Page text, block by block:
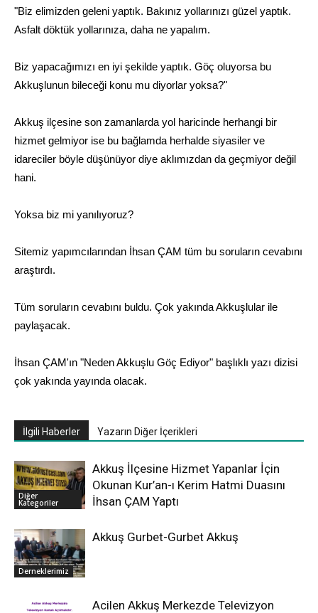
"Biz elimizden geleni yaptık. Bakınız yollarınızı güzel yaptık.
Asfalt döktük yollarınıza, daha ne yapalım.
Biz yapacağımızı en iyi şekilde yaptık. Göç oluyorsa bu
Akkuşlunun bileceği konu mu diyorlar yoksa?"
Akkuş ilçesine son zamanlarda yol haricinde herhangi bir
hizmet gelmiyor ise bu bağlamda herhalde siyasiler ve
idareciler böyle düşünüyor diye aklımızdan da geçmiyor değil
hani.
Yoksa biz mi yanılıyoruz?
Sitemiz yapımcılarından İhsan ÇAM tüm bu soruların cevabını
araştırdı.
Tüm soruların cevabını buldu. Çok yakında Akkuşlular ile
paylaşacak.
İhsan ÇAM'ın "Neden Akkuşlu Göç Ediyor" başlıklı yazı dizisi
çok yakında yayında olacak.
İlgili Haberler Yazarın Diğer İçerikleri
Diğer
Kategoriler
Akkuş İlçesine Hizmet Yapanlar İçin
Okunan Kur’an-ı Kerim Hatmi Duasını
İhsan ÇAM Yaptı
Derneklerimiz
Akkuş Gurbet-Gurbet Akkuş
Acilen Akkuş Merkezde Televizyon